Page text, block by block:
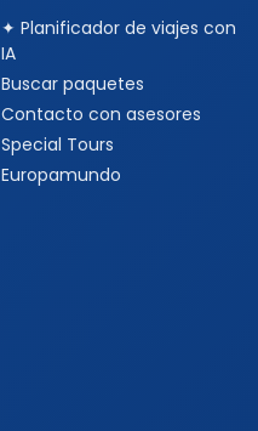
✦ Planificador de viajes con
IA
Buscar paquetes
Contacto con asesores
Special Tours
Europamundo